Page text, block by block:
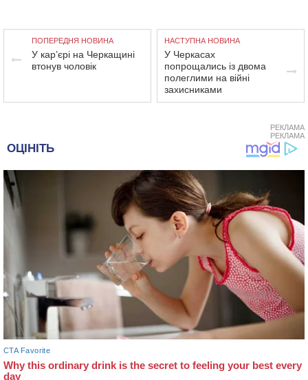
ПОПЕРЕДНЯ НОВИНА
У кар’єрі на Черкащині
втонув чоловік
НАСТУПНА НОВИНА
У Черкасах
попрощались із двома
полеглими на війні
захисниками
РЕКЛАМА
РЕКЛАМА